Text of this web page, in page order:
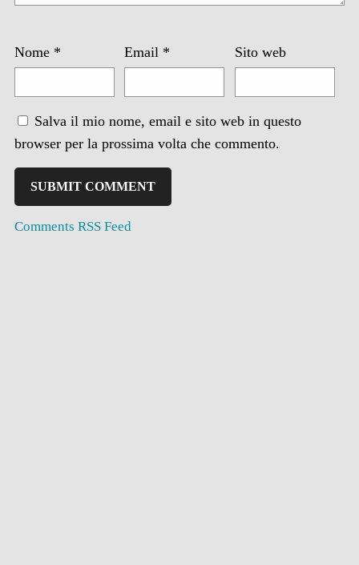
Nome * Email * Sito web
Salva il mio nome, email e sito web in questo
browser per la prossima volta che commento.
Comments RSS Feed